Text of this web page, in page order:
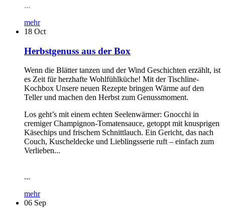
...
mehr
18 Oct
Herbstgenuss aus der Box
Wenn die Blätter tanzen und der Wind Geschichten erzählt, ist
es Zeit für herzhafte Wohlfühlküche! Mit der Tischline-
Kochbox Unsere neuen Rezepte bringen Wärme auf den
Teller und machen den Herbst zum Genussmoment.
Los geht’s mit einem echten Seelenwärmer: Gnocchi in
cremiger Champignon-Tomatensauce, getoppt mit knusprigen
Käsechips und frischem Schnittlauch. Ein Gericht, das nach
Couch, Kuscheldecke und Lieblingsserie ruft – einfach zum
Verlieben...
...
mehr
06 Sep